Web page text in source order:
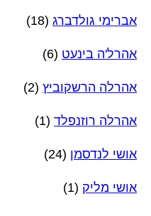
אברימי גולדברג (18)
אהרל'ה בינעט (6)
אהרלה הרשקוביץ (2)
אהרלה רוזנפלד (1)
אושי לנדסמן (24)
אושי מליק (1)